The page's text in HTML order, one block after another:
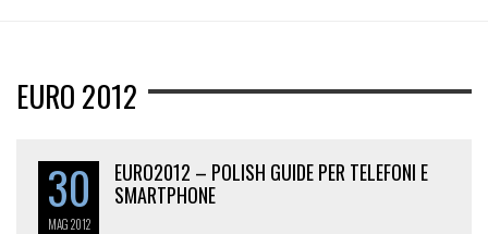
EURO 2012
30
MAG2012
EURO2012 – POLISH GUIDE PER TELEFONI E
SMARTPHONE